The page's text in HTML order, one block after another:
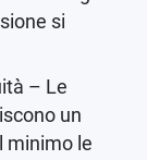
si
– Le
un
minimo le